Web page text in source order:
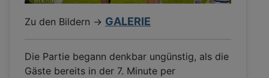
Zu den Bildern -> GALERIE
Die Partie begann denkbar ungünstig, als die
Gäste bereits in der 7. Minute per